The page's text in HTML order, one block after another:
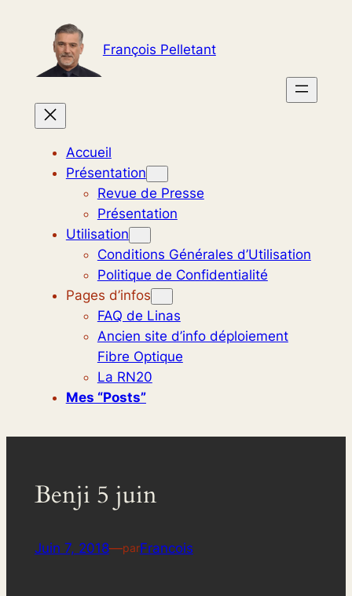
contenu
François Pelletant
Accueil
Présentation
Revue de Presse
Présentation
Utilisation
Conditions Générales d’Utilisation
Politique de Confidentialité
Pages d’infos
FAQ de Linas
Ancien site d’info déploiement
Fibre Optique
La RN20
Mes “posts”
Benji 5 juin
Juin 7, 2018—parFrancois